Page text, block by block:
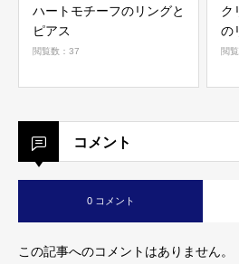
ハートモチーフのリングと
ピアス
閲覧数：37
ク
の
閲
コメント
0 コメント
この記事へのコメントはありません。